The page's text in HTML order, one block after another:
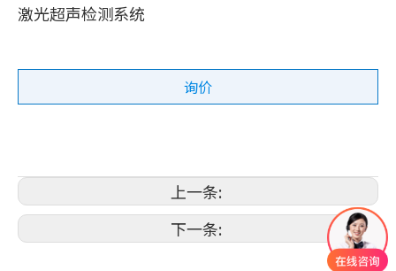
激光超声检测系统
询价
上一条:
下一条: